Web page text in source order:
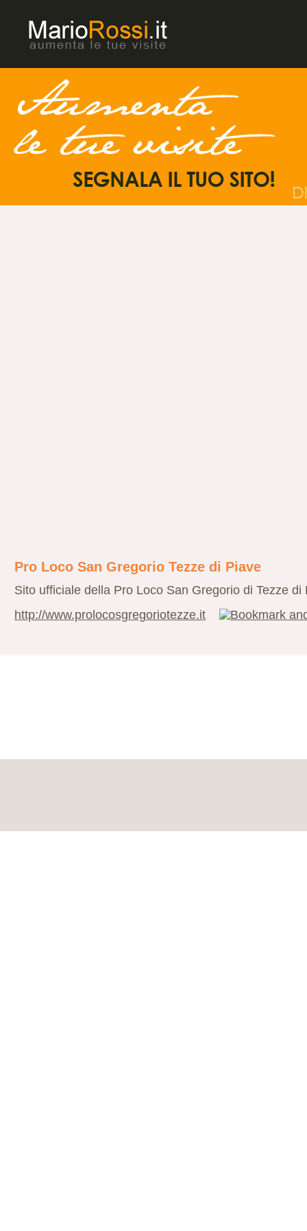
Pro Loco San Gregorio Tezze di Piave
Sito ufficiale della Pro Loco San Gregorio di Tezze di
http://www.prolocosgregoriotezze.it